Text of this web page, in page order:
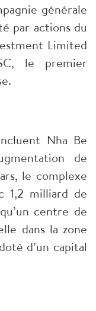
générale
par actions du
Limited
le premier
Nha Be
de
le complexe
1,2 milliard de
centre de
dans la zone
d’un capital